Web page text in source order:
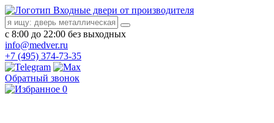
Входные двери от производителя
с 8:00 до 22:00 без выходных
info@medver.ru
+7 (495) 374-73-35
Обратный звонок
0